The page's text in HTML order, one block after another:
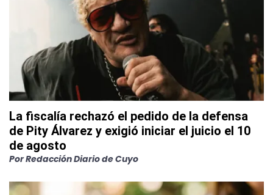
La fiscalía rechazó el pedido de la defensa
de Pity Álvarez y exigió iniciar el juicio el 10
de agosto
PorRedacción Diario de Cuyo